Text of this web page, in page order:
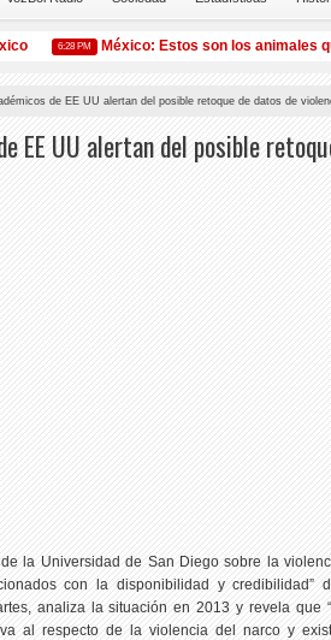
6:28 PM México: Estos son los animales que
de EE UU alertan del posible retoque de datos de
EE UU alertan del posible
la Universidad de San Diego sobre la
con la disponibilidad y
analiza la situación en 2013 y revela
al respecto de la violencia del narco y